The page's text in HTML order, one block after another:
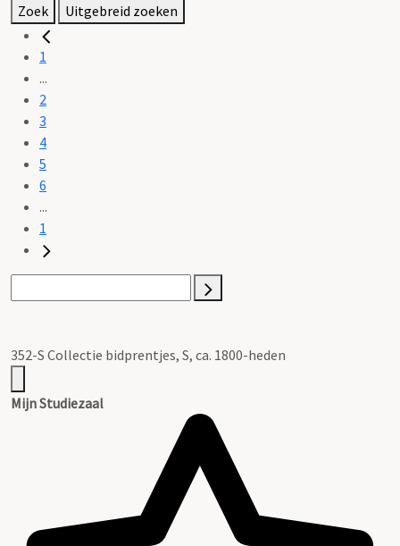
Zoek Uitgebreid zoeken
1
...
2
3
4
5
6
...
1
352-S Collectie bidprentjes, S, ca. 1800-heden
Mijn Studiezaal